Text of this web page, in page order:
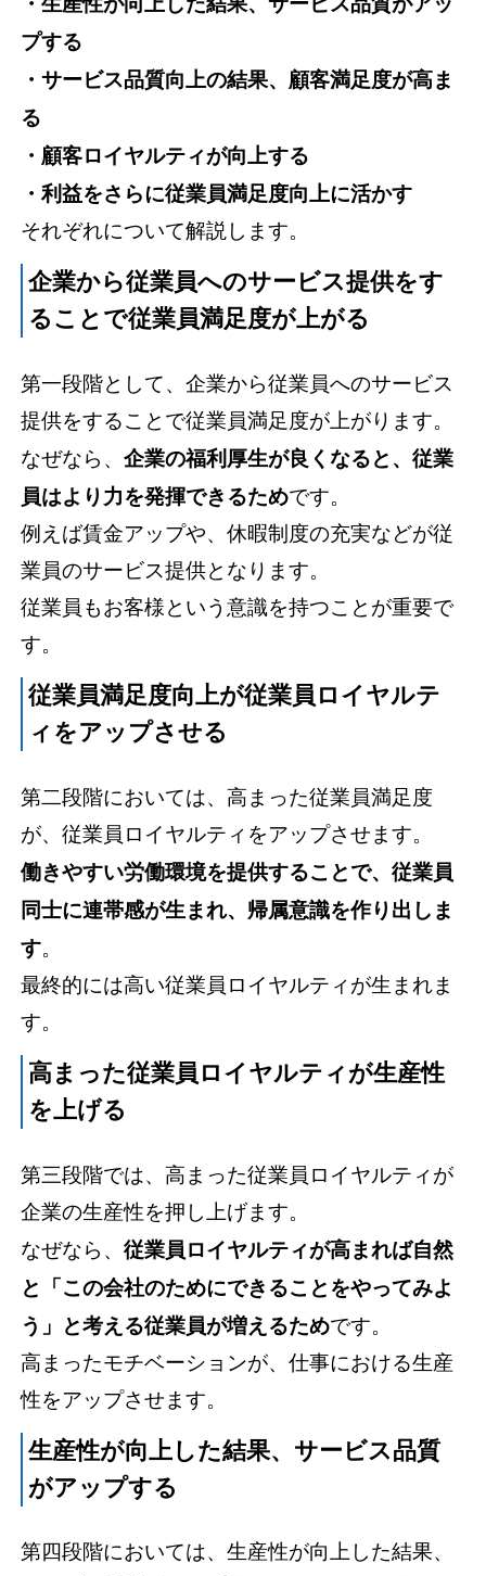
プする
・サービス品質向上の結果、顧客満足度が高ま
る
・顧客ロイヤルティが向上する
・利益をさらに従業員満足度向上に活かす
それぞれについて解説します。
企業から従業員へのサービス提供をす
ることで従業員満足度が上がる
第一段階として、企業から従業員へのサービス
提供をすることで従業員満足度が上がります。
なぜなら、企業の福利厚生が良くなると、従業
員はより力を発揮できるためです。
例えば賃金アップや、休暇制度の充実などが従
業員のサービス提供となります。
従業員もお客様という意識を持つことが重要で
す。
従業員満足度向上が従業員ロイヤルテ
ィをアップさせる
第二段階においては、高まった従業員満足度
が、従業員ロイヤルティをアップさせます。
働きやすい労働環境を提供することで、従業員
同士に連帯感が生まれ、帰属意識を作り出しま
す。
最終的には高い従業員ロイヤルティが生まれま
す。
高まった従業員ロイヤルティが生産性
を上げる
第三段階では、高まった従業員ロイヤルティが
企業の生産性を押し上げます。
なぜなら、従業員ロイヤルティが高まれば自然
と「この会社のためにできることをやってみよ
う」と考える従業員が増えるためです。
高まったモチベーションが、仕事における生産
性をアップさせます。
生産性が向上した結果、サービス品質
がアップする
第四段階においては、生産性が向上した結果、